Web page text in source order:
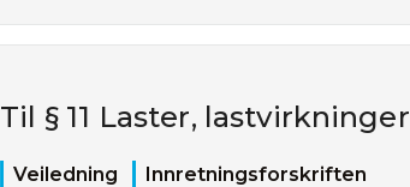
Til § 11 Laster,
Veiledning Innretningsforskriften